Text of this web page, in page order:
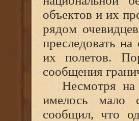
объектов и их
рядом
преследовать
их полетов.
сообщения
Несмотря на
имелось мало
сообщил, что